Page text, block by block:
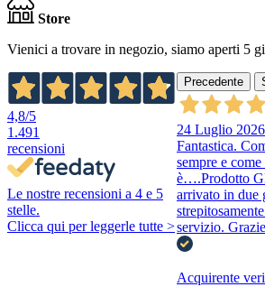
Store
Vienici a trovare in negozio, siamo aperti 5
4,8/5
1.491
recensioni
Le nostre recensioni a 4 e 5
stelle.
Clicca qui per leggerle tutte >
Precedente
24 Luglio 2026
Fantastica.
sempre e
è….Prodotto
arrivato in due
servizio.
Acquirente